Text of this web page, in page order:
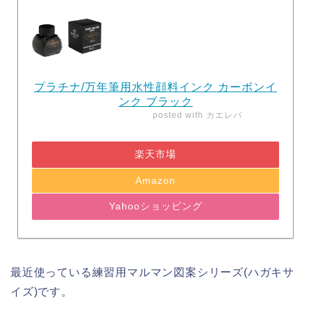
プラチナ/万年筆用水性顔料インク カーボンイ
ンク ブラック
posted with カエレバ
楽天市場
Amazon
Yahooショッピング
最近使っている練習用マルマン図案シリーズ(ハガキサ
イズ)です。